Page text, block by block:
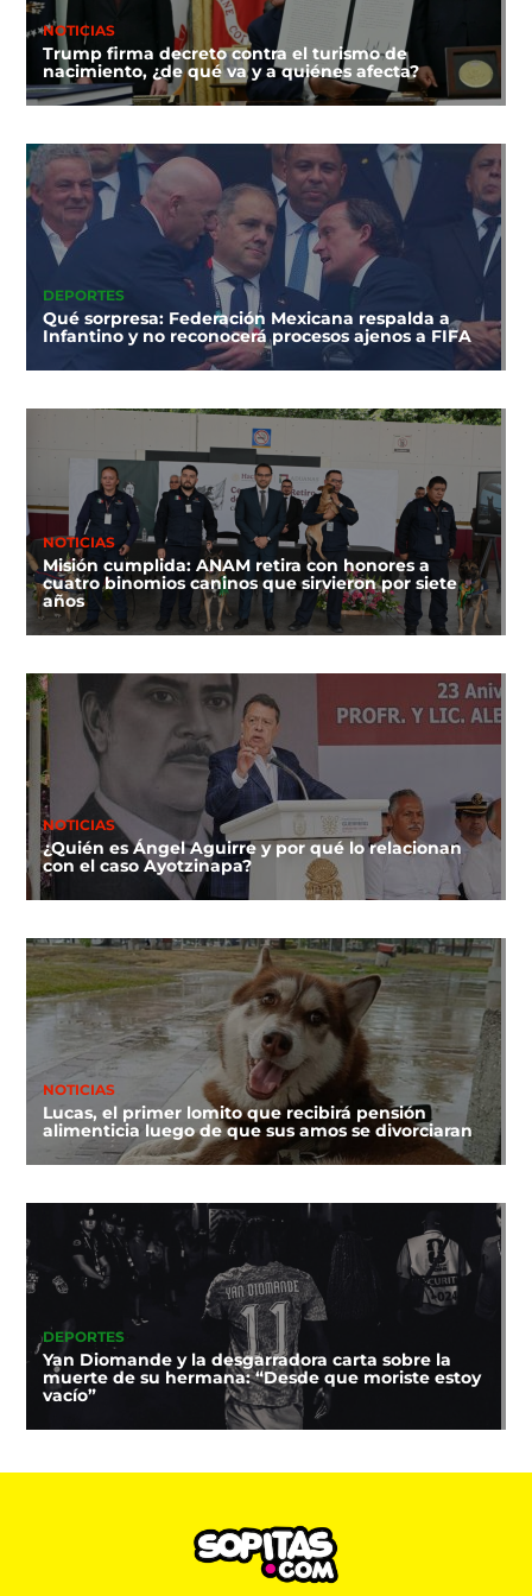
NOTICIAS
Trump firma decreto contra el turismo de
nacimiento, ¿de qué va y a quiénes afecta?
DEPORTES
Qué sorpresa: Federación Mexicana respalda a
Infantino y no reconocerá procesos ajenos a FIFA
NOTICIAS
Misión cumplida: ANAM retira con honores a
cuatro binomios caninos que sirvieron por siete
años
NOTICIAS
¿Quién es Ángel Aguirre y por qué lo relacionan
con el caso Ayotzinapa?
NOTICIAS
Lucas, el primer lomito que recibirá pensión
alimenticia luego de que sus amos se divorciaran
DEPORTES
Yan Diomande y la desgarradora carta sobre la
muerte de su hermana: “Desde que moriste estoy
vacío”